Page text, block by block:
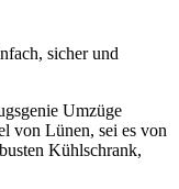
sicher und
Umzüge
von Lünen, sei es von
Kühlschrank,